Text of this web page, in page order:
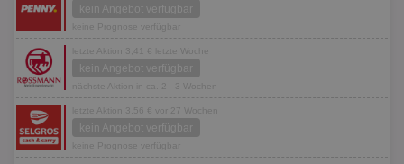
kein Angebot verfügbar
keine Prognose verfügbar
letzte Aktion 3,41 € letzte Woche
kein Angebot verfügbar
nächste Aktion in ca. 2 - 3 Wochen
letzte Aktion 3,56 € vor 27 Wochen
kein Angebot verfügbar
keine Prognose verfügbar